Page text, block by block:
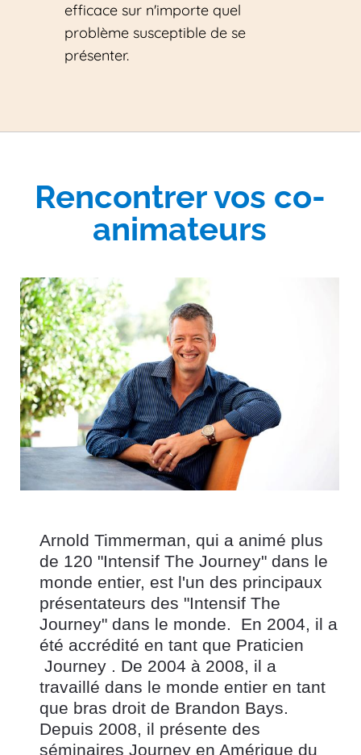
efficace sur n'importe quel
problème susceptible de se
présenter.
Rencontrer vos co-
animateurs
Arnold Timmerman, qui a animé plus
de 120 "Intensif The Journey" dans le
monde entier, est l'un des principaux
présentateurs des "Intensif The
Journey" dans le monde.  En 2004, il a
été accrédité en tant que Praticien
Journey . De 2004 à 2008, il a
travaillé dans le monde entier en tant
que bras droit de Brandon Bays.
Depuis 2008, il présente des
séminaires Journey en Amérique du